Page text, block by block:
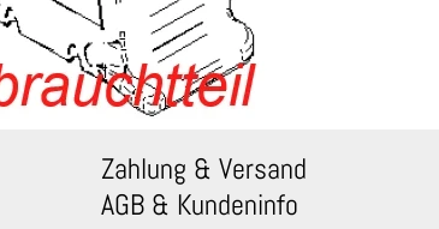
Zahlung & Versand
AGB & Kundeninfo